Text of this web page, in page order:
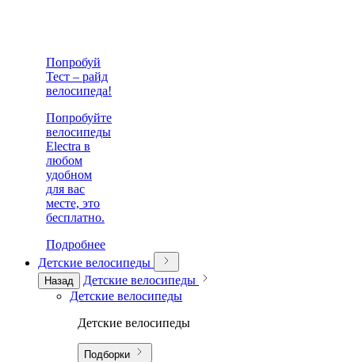
Попробуй
Тест – райд
велосипеда!
Попробуйте
велосипеды
Electra в
любом
удобном
для вас
месте, это
бесплатно.
Подробнее
Детские велосипеды
Назад
Детские велосипеды
Детские велосипеды
Детские велосипеды
Подборки